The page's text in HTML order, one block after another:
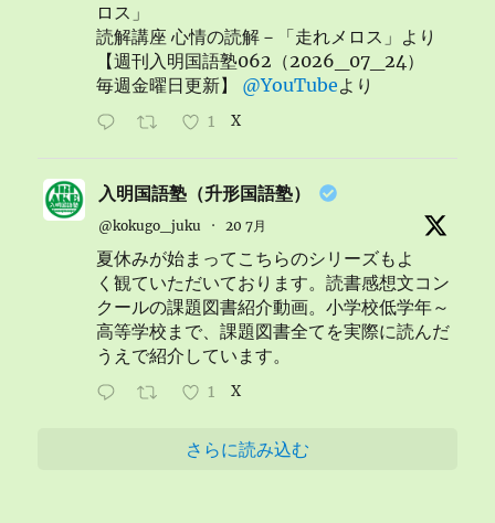
ロス」
読解講座 心情の読解－「走れメロス」より
【週刊入明国語塾062（2026_07_24）
毎週金曜日更新】 @YouTubeより
1 X
入明国語塾（升形国語塾）
@kokugo_juku · 20 7月
夏休みが始まってこちらのシリーズもよ
く観ていただいております。読書感想文コン
クールの課題図書紹介動画。小学校低学年～
高等学校まで、課題図書全てを実際に読んだ
うえで紹介しています。
1 X
さらに読み込む